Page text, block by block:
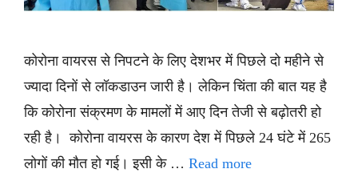
कोरोना वायरस से निपटने के लिए देशभर में पिछले दो महीने से
ज्यादा दिनों से लॉकडाउन जारी है। लेकिन चिंता की बात यह है
कि कोरोना संक्रमण के मामलों में आए दिन तेजी से बढ़ोतरी हो
रही है। कोरोना वायरस के कारण देश में पिछले 24 घंटे में 265
लोगों की मौत हो गई। इसी के … Read more